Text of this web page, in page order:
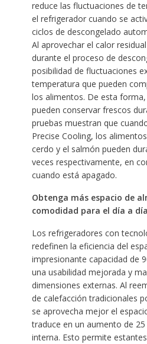
reduce las fluctuaciones de
el refrigerador cuando se
ciclos de descongelado
Al aprovechar el calor
durante el proceso de
posibilidad de fluctuaciones
temperatura que pueden
los alimentos. De esta
pueden conservar frescos
pruebas muestran que
Precise Cooling, los
cerdo y el salmón pueden
veces respectivamente, en
cuando está apagado.
Obtenga más espacio de
comodidad para el día a día
Los refrigeradores con
redefinen la eficiencia del
impresionante capacidad de
una usabilidad mejorada y
dimensiones externas. Al
de calefacción tradicionales
se aprovecha mejor el
traduce en un aumento de
interna. Esto permite